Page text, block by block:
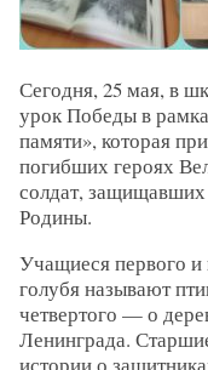
Сегодня, 25 мая, в
урок Победы в
памяти», которая
погибших героях
солдат, защищавших
Родины.
Учащиеся первого и
голубя называют
четвертого — о
Ленинграда.
истории о